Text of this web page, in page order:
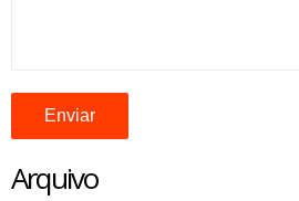
Arquivo